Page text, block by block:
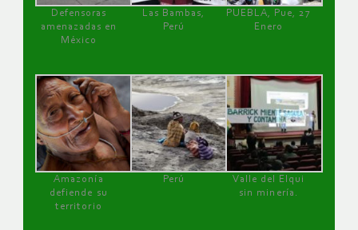
Defensoras
amenazadas en
México
Las Bambas,
Perú
PUEBLA, Pue, 27
Enero
Amazonía
defiende su
territorio
Perú
Valle del Elqui
sin minería.